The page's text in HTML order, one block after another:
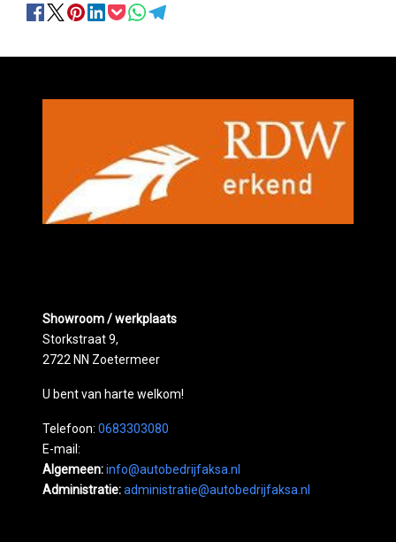
Showroom / werkplaats
Storkstraat 9,
2722 NN Zoetermeer
U bent van harte welkom!
Telefoon: 0683303080
E-mail:
Algemeen:info@autobedrijfaksa.nl
Administratie:administratie@autobedrijfaksa.nl